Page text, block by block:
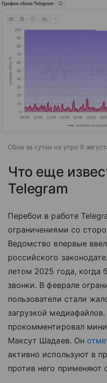
Сбои за сутки на утро 9
Что еще
Telegram
Перебои в работе
ограничениями со
Ведомство впервые
российского
летом 2025 года, когда
звонки. В феврале
пользователи стали
загрузкой
прокомментировал
Максут Шадаев. Он
активно используют в
против него применяют